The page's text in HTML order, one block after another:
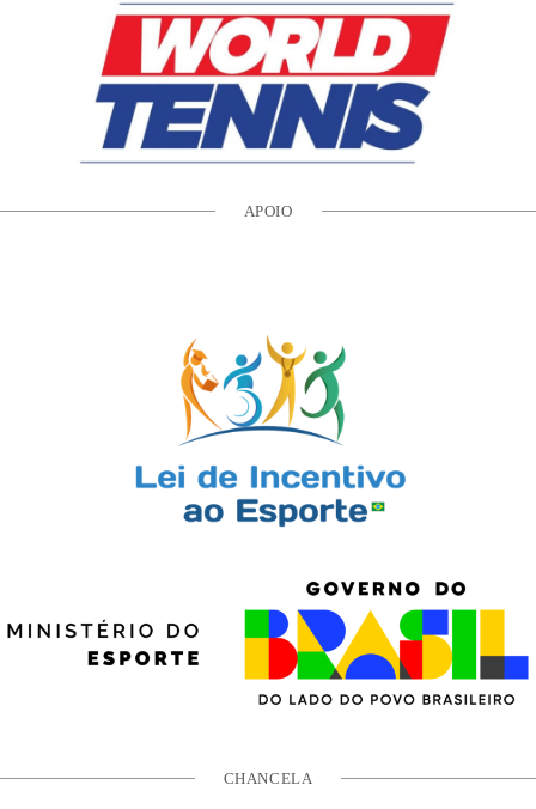
APOIO
CHANCELA